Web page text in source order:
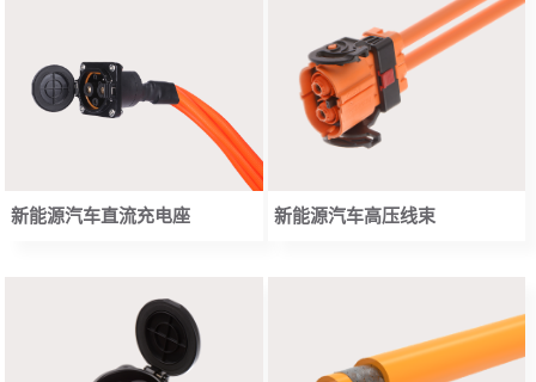
新能源汽车直流充电座 新能源汽车高压线束